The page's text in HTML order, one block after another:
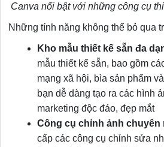
Canva nổi bật với những công cụ
Những tính năng không thể bỏ qua
Kho mẫu thiết kế sẵn đa
mẫu thiết kế sẵn, bao gồm
mạng xã hội, bìa sản phẩm
bạn dễ dàng tạo ra các hình
marketing độc đáo, đẹp mắt
Công cụ chỉnh ảnh
cấp các công cụ chỉnh sửa